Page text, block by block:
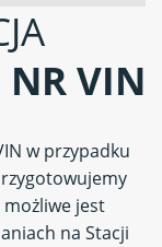
NR VIN
w przypadku
jest
na Stacji